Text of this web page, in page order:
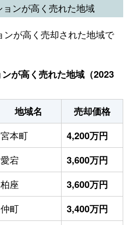
ョンが高く売れた地域
ンが高く売却された地域で
が高く売れた地域（2023
地域名
売却価格
宮本町
4,200万円
愛宕
3,600万円
柏座
3,600万円
仲町
3,400万円